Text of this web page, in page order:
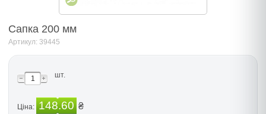
Сапка 200 мм
Артикул: 39445
шт.
Ціна: 148.60 ₴